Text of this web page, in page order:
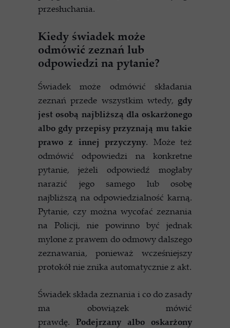
przesłuchania.
Kiedy świadek może
odmówić zeznań lub
odpowiedzi na pytanie?
Świadek może odmówić składania
zeznań przede wszystkim wtedy, gdy
jest osobą najbliższą dla oskarżonego
albo gdy przepisy przyznają mu takie
prawo z innej przyczyny. Może też
odmówić odpowiedzi na konkretne
pytanie, jeżeli odpowiedź mogłaby
narazić jego samego lub osobę
najbliższą na odpowiedzialność karną.
Pytanie, czy można wycofać zeznania
na Policji, nie powinno być jednak
mylone z prawem do odmowy dalszego
zeznawania, ponieważ wcześniejszy
protokół nie znika automatycznie z akt.
Świadek składa zeznania i co do zasady
ma obowiązek mówić
prawdę. Podejrzany albo oskarżony